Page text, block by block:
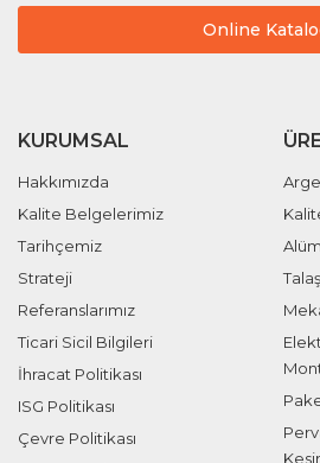
Online
KURUMSAL
Hakkımızda
Kalite Belgelerimiz
Tarihçemiz
Strateji
Referanslarımız
Ticari Sicil Bilgileri
İhracat Politikası
ISG Politikası
Çevre Politikası
Arge